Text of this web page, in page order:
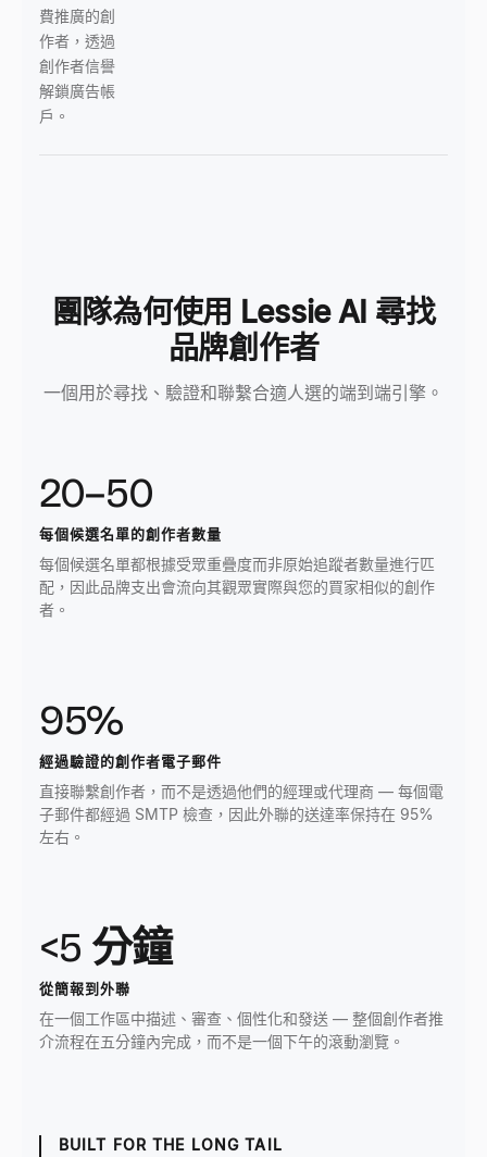
費推廣的創
作者，透過
創作者信譽
解鎖廣告帳
戶。
團隊為何使用 Lessie AI 尋找
品牌創作者
一個用於尋找、驗證和聯繫合適人選的端到端引擎。
20–50
每個候選名單的創作者數量
每個候選名單都根據受眾重疊度而非原始追蹤者數量進行匹
配，因此品牌支出會流向其觀眾實際與您的買家相似的創作
者。
95%
經過驗證的創作者電子郵件
直接聯繫創作者，而不是透過他們的經理或代理商 — 每個電
子郵件都經過 SMTP 檢查，因此外聯的送達率保持在 95%
左右。
<5 分鐘
從簡報到外聯
在一個工作區中描述、審查、個性化和發送 — 整個創作者推
介流程在五分鐘內完成，而不是一個下午的滾動瀏覽。
BUILT FOR THE LONG TAIL